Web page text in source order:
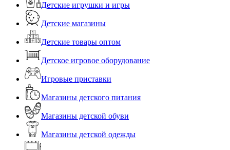
Детские игрушки и игры
Детские магазины
Детские товары оптом
Детское игровое оборудование
Игровые приставки
Магазины детского питания
Магазины детской обуви
Магазины детской одежды